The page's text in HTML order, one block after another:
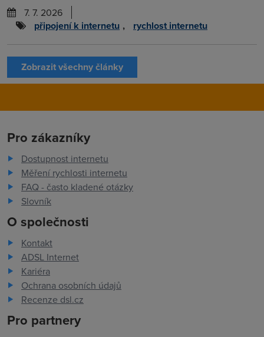
7. 7. 2026
připojení k internetu , rychlost internetu
Zobrazit všechny články
Pro zákazníky
Dostupnost internetu
Měření rychlosti internetu
FAQ - často kladené otázky
Slovník
O společnosti
Kontakt
ADSL Internet
Kariéra
Ochrana osobních údajů
Recenze dsl.cz
Pro partnery